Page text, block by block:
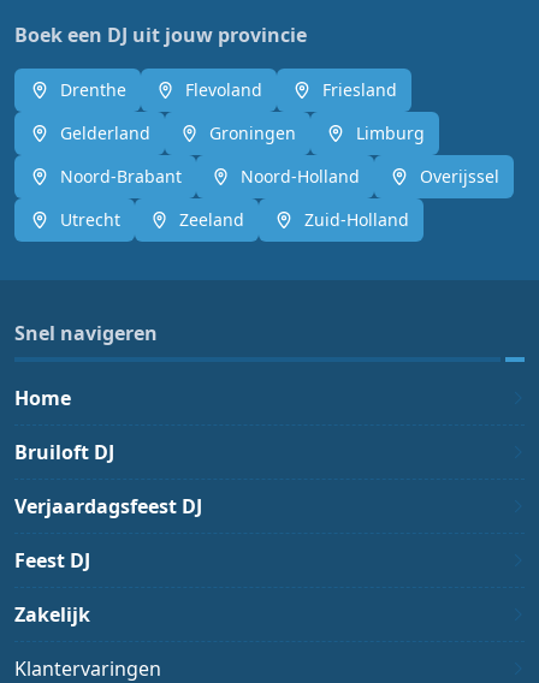
Boek een DJ uit jouw provincie
Drenthe Flevoland
Friesland
Gelderland
Groningen
Limburg
Noord-Brabant
Noord-Holland
Overijssel
Utrecht
Zeeland Zuid-Holland
Snel navigeren
Home
Bruiloft DJ
Verjaardagsfeest DJ
Feest DJ
Zakelijk
Klantervaringen